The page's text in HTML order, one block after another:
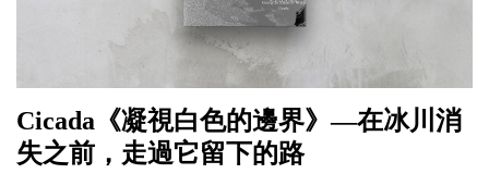
Cicada《凝視白色的邊界》—在冰川消
失之前，走過它留下的路